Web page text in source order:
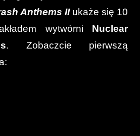
Anthems IIukaże się 10
wytwórni Nuclear
. Zobaczcie pierwszą